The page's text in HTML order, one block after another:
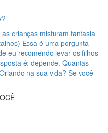
crianças misturam fantasia
Essa é uma pergunta
eu recomendo levar os filhos
é: depende. Quantas
na sua vida? Se você